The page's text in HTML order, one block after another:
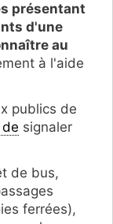
présentant
d'une
au
à l'aide
publics de
signaler
de bus,
ferrées),